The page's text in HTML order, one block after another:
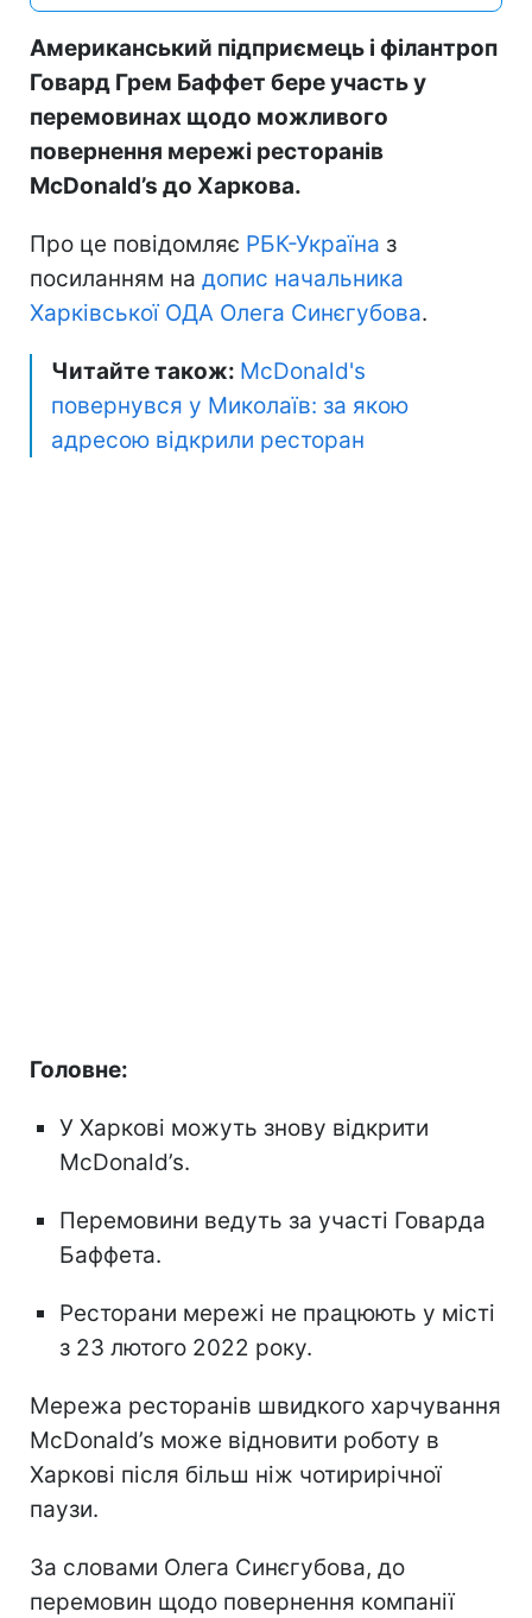
Американський підприємець і філантроп
Говард Грем Баффет бере участь у
перемовинах щодо можливого
повернення мережі ресторанів
McDonald’s до Харкова.
Про це повідомляє РБК-Україна з
посиланням на допис начальника
Харківської ОДА Олега Синєгубова.
Читайте також: McDonald's
повернувся у Миколаїв: за якою
адресою відкрили ресторан
Головне:
У Харкові можуть знову відкрити
McDonald’s.
Перемовини ведуть за участі Говарда
Баффета.
Ресторани мережі не працюють у місті
з 23 лютого 2022 року.
Мережа ресторанів швидкого харчування
McDonald’s може відновити роботу в
Харкові після більш ніж чотирирічної
паузи.
За словами Олега Синєгубова, до
перемовин щодо повернення компанії